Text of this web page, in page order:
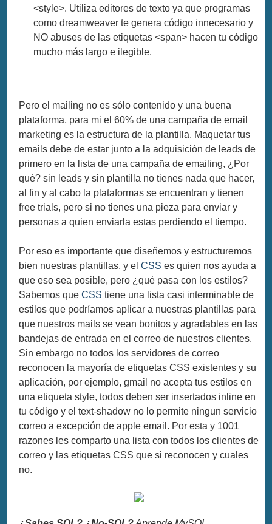
<style>. Utiliza editores de texto ya que programas
como dreamweaver te genera código innecesario y
NO abuses de las etiquetas <span> hacen tu código
mucho más largo e ilegible.
Pero el mailing no es sólo contenido y una buena
plataforma, para mi el 60% de una campaña de email
marketing es la estructura de la plantilla. Maquetar tus
emails debe de estar junto a la adquisición de leads de
primero en la lista de una campaña de emailing, ¿Por
qué? sin leads y sin plantilla no tienes nada que hacer,
al fin y al cabo la plataformas se encuentran y tienen
free trials, pero si no tienes una pieza para enviar y
personas a quien enviarla estas perdiendo el tiempo.
Por eso es importante que diseñemos y estructuremos
bien nuestras plantillas, y elCSS es quien nos ayuda a
que eso sea posible, pero ¿qué pasa con los estilos?
Sabemos queCSS tiene una lista casi interminable de
estilos que podríamos aplicar a nuestras plantillas para
que nuestros mails se vean bonitos y agradables en las
bandejas de entrada en el correo de nuestros clientes.
Sin embargo no todos los servidores de correo
reconocen la mayoría de etiquetas CSS existentes y su
aplicación, por ejemplo, gmail no acepta tus estilos en
una etiqueta style, todos deben ser insertados inline en
tu código y el text-shadow no lo permite ningun servicio
correo a excepción de apple email. Por esta y 1001
razones les comparto una lista con todos los clientes de
correo y las etiquetas CSS que si reconocen y cuales
no.